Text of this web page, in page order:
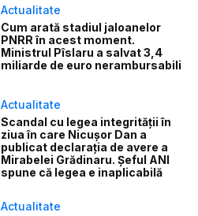
Actualitate
Cum arată stadiul jaloanelor
PNRR în acest moment.
Ministrul Pîslaru a salvat 3,4
miliarde de euro nerambursabili
Actualitate
Scandal cu legea integrității în
ziua în care Nicușor Dan a
publicat declarația de avere a
Mirabelei Grădinaru. Șeful ANI
spune că legea e inaplicabilă
Actualitate